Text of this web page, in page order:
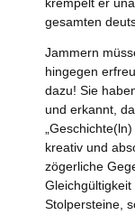
krempelt er
gesamten
Jammern
hingegen
dazu! Sie
und erkannt,
kreativ und
zögerliche
Stolpersteine,